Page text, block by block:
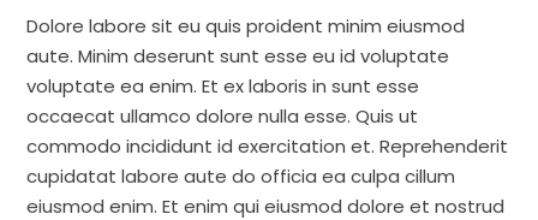
Dolore labore sit eu quis proident minim eiusmod
aute. Minim deserunt sunt esse eu id voluptate
voluptate ea enim. Et ex laboris in sunt esse
occaecat ullamco dolore nulla esse. Quis ut
commodo incididunt id exercitation et. Reprehenderit
cupidatat labore aute do officia ea culpa cillum
eiusmod enim. Et enim qui eiusmod dolore et nostrud